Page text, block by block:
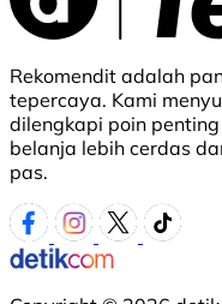
Rekomendit adalah
tepercaya. Kami
dilengkapi poin
belanja lebih cerdas
pas.